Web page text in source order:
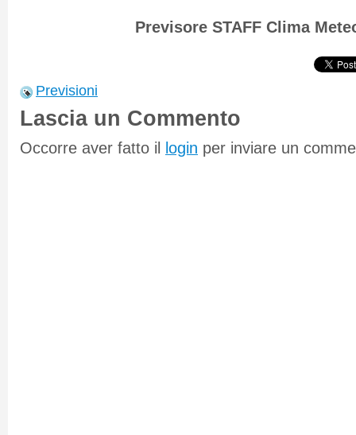
Previsore STAFF Clima
Previsioni
Lascia un Commento
Occorre aver fatto il login per inviare un